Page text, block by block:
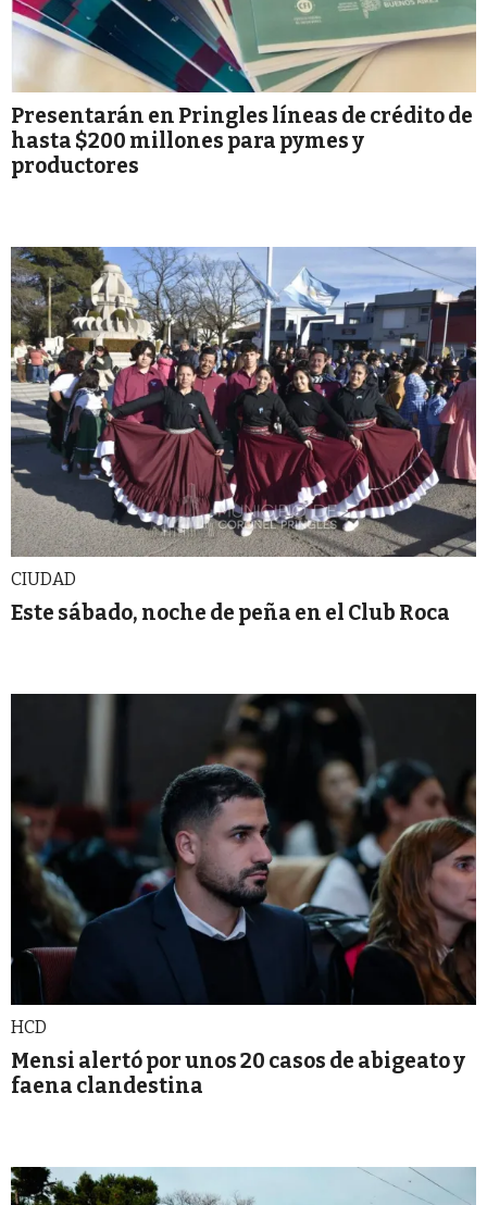
Presentarán en Pringles líneas de crédito de
hasta $200 millones para pymes y
productores
CIUDAD
Este sábado, noche de peña en el Club Roca
HCD
Mensi alertó por unos 20 casos de abigeato y
faena clandestina